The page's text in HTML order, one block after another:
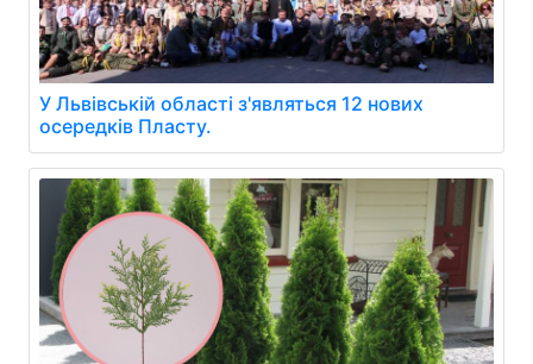
У Львівській області з'являться 12 нових
осередків Пласту.